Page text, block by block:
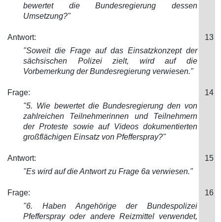
bewertet die Bundesregierung dessen
Umsetzung?"
Antwort:
13
"Soweit die Frage auf das Einsatzkonzept der
sächsischen Polizei zielt, wird auf die
Vorbemerkung der Bundesregierung verwiesen."
Frage:
14
"5. Wie bewertet die Bundesregierung den von
zahlreichen Teilnehmerinnen und Teilnehmern
der Proteste sowie auf Videos dokumentierten
großflächigen Einsatz von Pfefferspray?"
Antwort:
15
"Es wird auf die Antwort zu Frage 6a verwiesen."
Frage:
16
"6. Haben Angehörige der Bundespolizei
Pfefferspray oder andere Reizmittel verwendet,